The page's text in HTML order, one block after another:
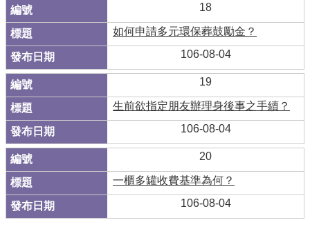
18
如何申請多元環保葬鼓勵金？
106-08-04
19
生前欲指定朋友辦理身後事之手續？
106-08-04
20
一櫃多罐收費基準為何？
106-08-04